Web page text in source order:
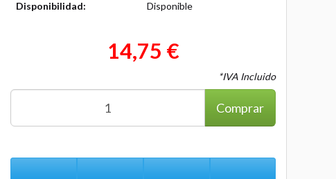
Disponibilidad: Disponible
14,75 €
*IVA Incluido
Comprar